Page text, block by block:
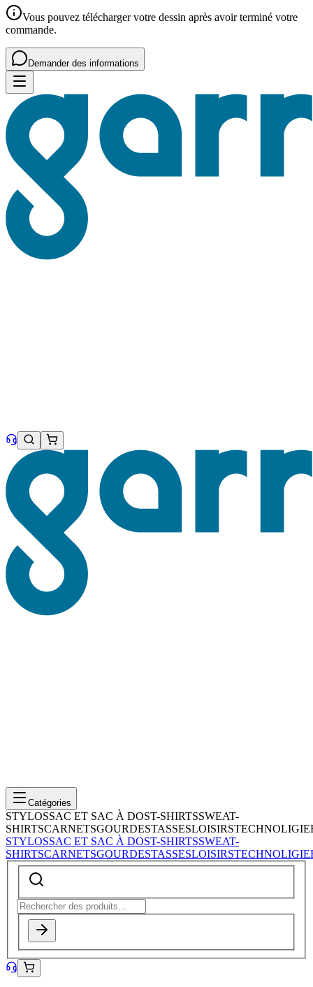
Vous pouvez télécharger votre dessin après avoir terminé votre
commande.
Demander des informations
Catégories
STYLOSSAC ET SAC À DOST-SHIRTSSWEAT-
SHIRTSCARNETSGOURDESTASSESLOISIRSTECHNOLIGIE
STYLOSSAC ET SAC À DOST-SHIRTSSWEAT-
SHIRTSCARNETSGOURDESTASSESLOISIRSTECHNOLIGIE